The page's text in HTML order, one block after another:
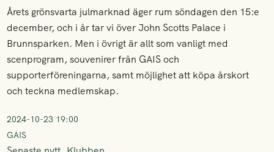
Årets grönsvarta julmarknad äger rum söndagen den 15:e
december, och i år tar vi över John Scotts Palace i
Brunnsparken. Men i övrigt är allt som vanligt med
scenprogram, souvenirer från GAIS och
supporterföreningarna, samt möjlighet att köpa årskort
och teckna medlemskap.
2024-10-23 19:00
GAIS